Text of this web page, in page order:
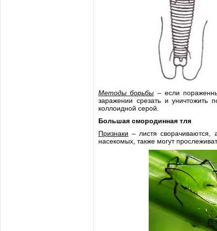
Методы борьбы – если
заражении срезать и уничтожить
коллоидной серой.
Большая смородинная тля
Признаки – листя сворачиваются,
насекомых, также могут